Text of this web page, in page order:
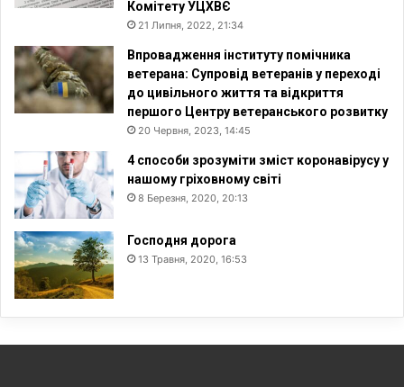
Комітету УЦХВЄ
21 Липня, 2022, 21:34
Впровадження інституту помічника
ветерана: Супровід ветеранів у переході
до цивільного життя та відкриття
першого Центру ветеранського розвитку
20 Червня, 2023, 14:45
4 способи зрозуміти зміст коронавірусу у
нашому гріховному світі
8 Березня, 2020, 20:13
Господня дорога
13 Травня, 2020, 16:53